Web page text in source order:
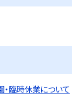
臨時休業について